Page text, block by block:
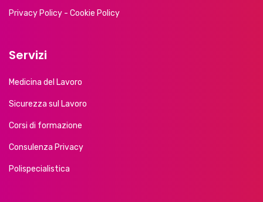
Privacy Policy - Cookie Policy
Servizi
Medicina del Lavoro
Sicurezza sul Lavoro
Corsi di formazione
Consulenza Privacy
Polispecialistica